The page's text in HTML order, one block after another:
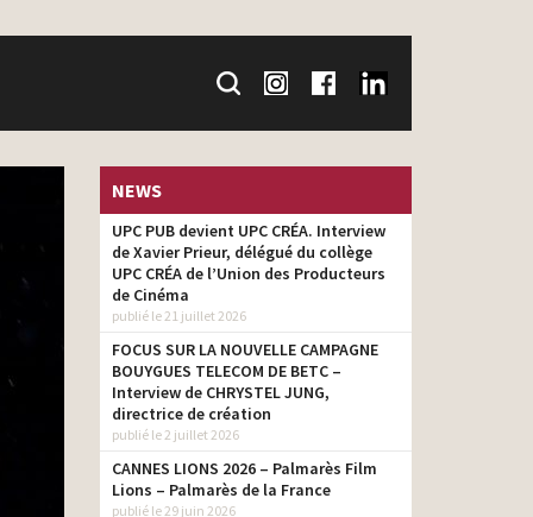
NEWS
UPC PUB devient UPC CRÉA. Interview
de Xavier Prieur, délégué du collège
UPC CRÉA de l’Union des Producteurs
de Cinéma
publié le 21 juillet 2026
FOCUS SUR LA NOUVELLE CAMPAGNE
BOUYGUES TELECOM DE BETC –
Interview de CHRYSTEL JUNG,
directrice de création
publié le 2 juillet 2026
CANNES LIONS 2026 – Palmarès Film
Lions – Palmarès de la France
publié le 29 juin 2026